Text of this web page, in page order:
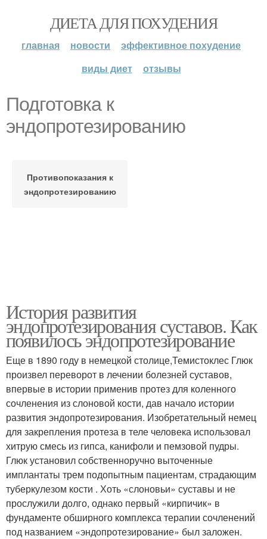
ДИЕТА ДЛЯ ПОХУДЕНИЯ
главная новости
эффективное похудение
виды диет
отзывы
Подготовка к
эндопротезированию
Противопоказания к
эндопротезированию
История развития
эндопротезирования суставов. Как
появилось эндопротезирование
Еще в 1890 году в немецкой столице,Темистоклес Глюк
произвел переворот в лечении болезней суставов,
впервые в истории применив протез для коленного
сочленения из слоновой кости, дав начало истории
развития эндопротезирования. Изобретательный немец
для закрепления протеза в теле человека использовал
хитрую смесь из гипса, канифоли и пемзовой пудры.
Глюк установил собственноручно выточенные
имплантаты трем подопытным пациентам, страдающим
туберкулезом кости . Хоть «слоновьи» суставы и не
прослужили долго, однако первый «кирпичик» в
фундаменте обширного комплекса терапии сочленений
под названием «эндопротезирование» был заложен.